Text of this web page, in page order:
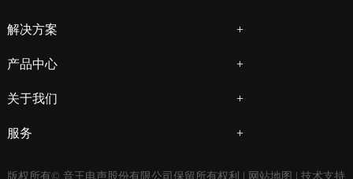
解决方案
产品中心
关于我们
服务
版权所有© 音王电声股份有限公司保留所有权利 | 网站地图 | 技术支持